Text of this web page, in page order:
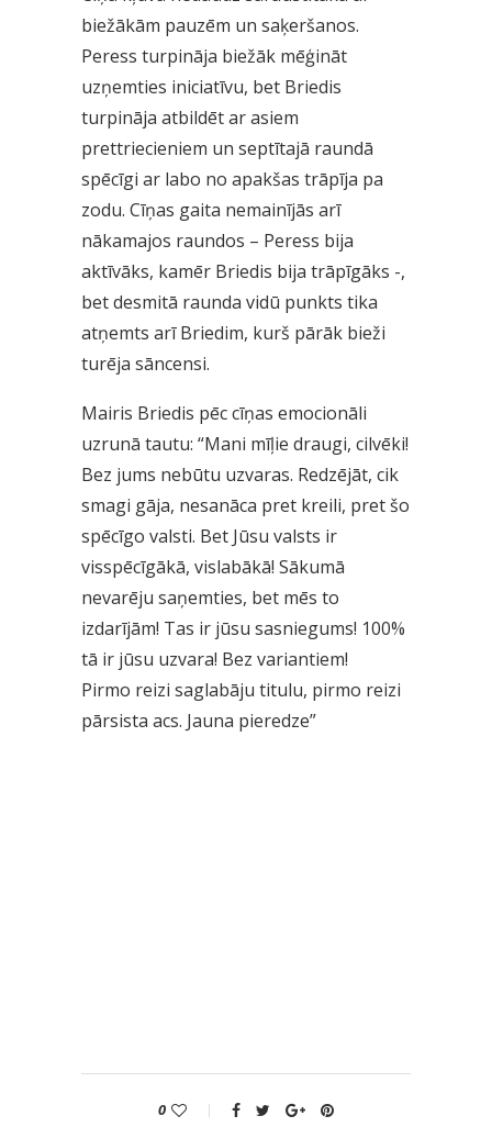
biežākām pauzēm un saķeršanos.
Peress turpināja biežāk mēģināt
uzņemties iniciatīvu, bet Briedis
turpināja atbildēt ar asiem
prettriecieniem un septītajā raundā
spēcīgi ar labo no apakšas trāpīja pa
zodu. Cīņas gaita nemainījās arī
nākamajos raundos – Peress bija
aktīvāks, kamēr Briedis bija trāpīgāks -,
bet desmitā raunda vidū punkts tika
atņemts arī Briedim, kurš pārāk bieži
turēja sāncensi.
Mairis Briedis pēc cīņas emocionāli
uzrunā tautu: “Mani mīļie draugi, cilvēki!
Bez jums nebūtu uzvaras. Redzējāt, cik
smagi gāja, nesanāca pret kreili, pret šo
spēcīgo valsti. Bet Jūsu valsts ir
visspēcīgākā, vislabākā! Sākumā
nevarēju saņemties, bet mēs to
izdarījām! Tas ir jūsu sasniegums! 100%
tā ir jūsu uzvara! Bez variantiem!
Pirmo reizi saglabāju titulu, pirmo reizi
pārsista acs. Jauna pieredze”
0